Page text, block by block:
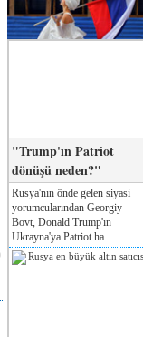
"Trump'ın Patriot
dönüşü neden?"
Rusya'nın önde gelen siyasi
yorumcularından Georgiy
Bovt, Donald Trump'ın
Ukrayna'ya Patriot ha...